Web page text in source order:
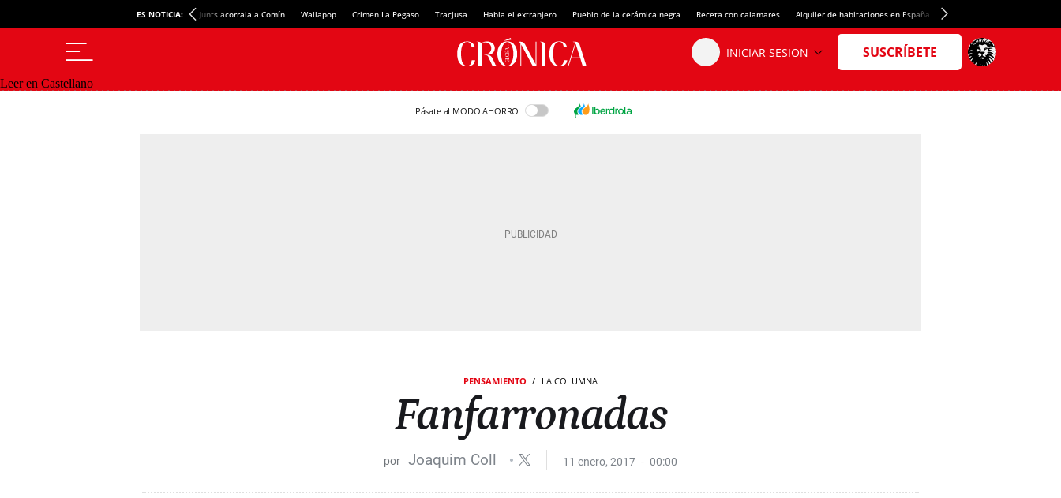
ES NOTICIA: Junts acorrala a Comín Wallapop Crimen La Pegaso Tracjusa Habla el extranjero Pueblo de la cerámica negra Receta con calamares Alquiler de habitaciones en España Crédito del Spotify Camp Nou
Leer en Castellano
Pásate al MODO AHORRO
PENSAMIENTO LA COLUMNA
Fanfarronadas
Joaquim Coll 11 enero, 2017 00:00